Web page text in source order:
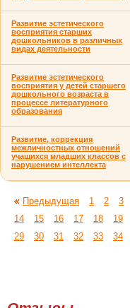
Развитие эстетического
восприятия старших
дошкольников в различных
видах деятельности
Развитие эстетического
восприятия у детей старшего
дошкольного возраста в
процессе литературного
образования
Развитие, коррекция
межличностных отношений
учащихся младших классов с
нарушением интеллекта
Предыдущая 1 2 3
14
15 16 17 18 19
29
30 31 32 33 34